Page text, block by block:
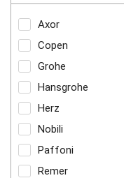
Axor
Copen
Grohe
Hansgrohe
Herz
Nobili
Paffoni
Remer